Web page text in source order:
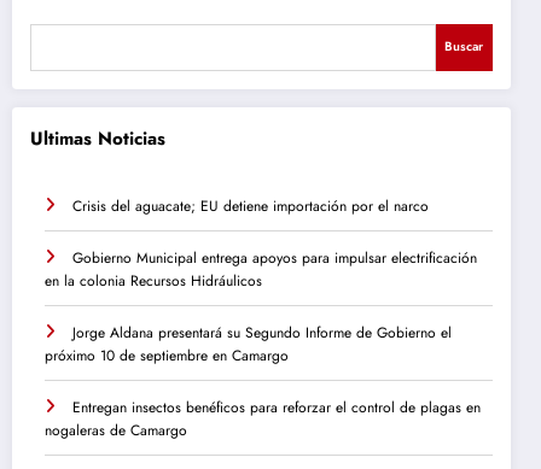
Buscar
Ultimas Noticias
Crisis del aguacate; EU detiene importación por el narco
Gobierno Municipal entrega apoyos para impulsar electrificación
en la colonia Recursos Hidráulicos
Jorge Aldana presentará su Segundo Informe de Gobierno el
próximo 10 de septiembre en Camargo
Entregan insectos benéficos para reforzar el control de plagas en
nogaleras de Camargo